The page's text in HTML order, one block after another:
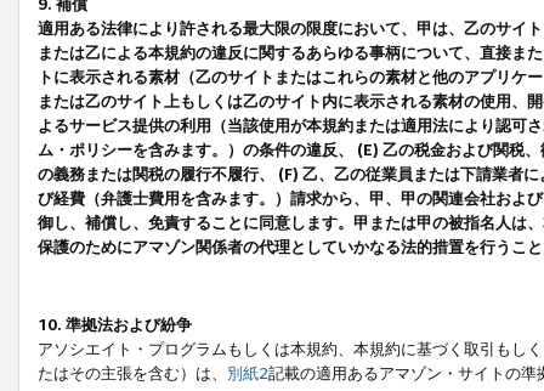
9. 補償
適用ある法律により許される最大限の限度において、甲は、乙のサイ
または乙による本規約の違反に関するあらゆる事柄について、直接ま
トに表示される素材（乙のサイトまたはこれらの素材と他のアプリ
または乙のサイト上もしくは乙のサイト内に表示される素材の使用、
よるサービス提供の利用（当該使用が本規約または適用法により認可
ム・ポリシーを含みます。）の条件の違反、 (E) 乙の税金および関税
の義務または関税の履行不履行、 (F) 乙、乙の従業員または下請業者
び経費（弁護士費用を含みます。）請求から、甲、甲の関連会社およ
御し、補償し、免責することに同意します。甲または甲の被指名人は
保護のためにアマゾン関係者の代理としていかなる法的措置を行うこ
10. 準拠法および紛争
アソシエイト・プログラムもしくは本規約、本規約に基づく取引もし
たはその主張を含む）は、 別紙2記載の適用あるアマゾン・サイトの